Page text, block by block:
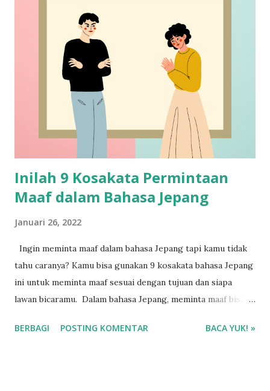
Inilah 9 Kosakata Permintaan
Maaf dalam Bahasa Jepang
Januari 26, 2022
Ingin meminta maaf dalam bahasa Jepang tapi kamu tidak
tahu caranya? Kamu bisa gunakan 9 kosakata bahasa Jepang
ini untuk meminta maaf sesuai dengan tujuan dan siapa
lawan bicaramu. Dalam bahasa Jepang, meminta maaf bisa
formal maupun informal.
BERBAGI POSTING KOMENTAR BACA YUK! »